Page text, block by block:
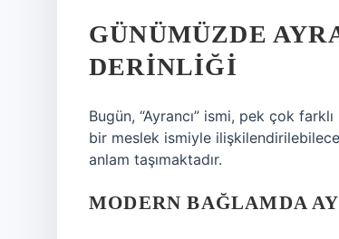
GÜNÜMÜZDE
DERINLIĞI
Bugün, “Ayrancı” ismi, pek çok
bir meslek ismiyle
anlam taşımaktadır.
MODERN BAĞLAMDA